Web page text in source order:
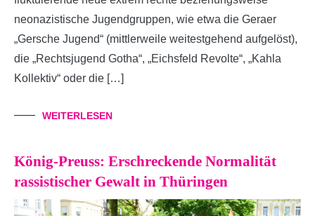
neonazistische Jugendgruppen, wie etwa die Geraer
„Gersche Jugend“ (mittlerweile weitestgehend aufgelöst),
die „Rechtsjugend Gotha“, „Eichsfeld Revolte“, „Kahla
Kollektiv“ oder die […]
WEITERLESEN
König-Preuss: Erschreckende Normalität
rassistischer Gewalt in Thüringen